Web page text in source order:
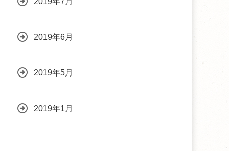
2019年6月
2019年5月
2019年1月